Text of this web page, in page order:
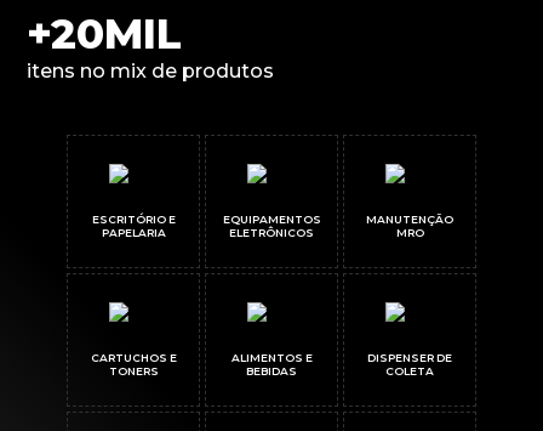
+20MIL
itens no mix de produtos
ESCRITÓRIO E
PAPELARIA
EQUIPAMENTOS
ELETRÔNICOS
MANUTENÇÃO
MRO
CARTUCHOS E
TONERS
ALIMENTOS E
BEBIDAS
DISPENSER DE
COLETA